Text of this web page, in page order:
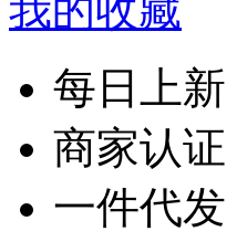
我的收藏
每日上新
商家认证
一件代发